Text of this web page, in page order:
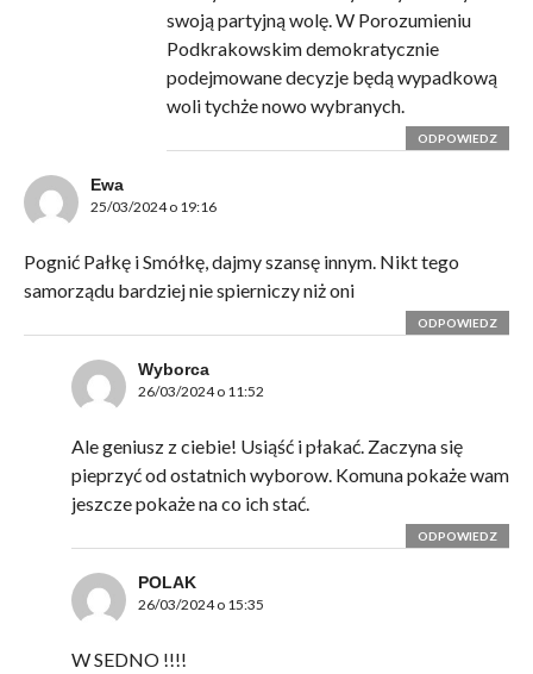
swoją partyjną wolę. W Porozumieniu
Podkrakowskim demokratycznie
podejmowane decyzje będą wypadkową
woli tychże nowo wybranych.
ODPOWIEDZ
Ewa
25/03/2024 o 19:16
Pognić Pałkę i Smółkę, dajmy szansę innym. Nikt tego
samorządu bardziej nie spierniczy niż oni
ODPOWIEDZ
Wyborca
26/03/2024 o 11:52
Ale geniusz z ciebie! Usiąść i płakać. Zaczyna się
pieprzyć od ostatnich wyborow. Komuna pokaże wam
jeszcze pokaże na co ich stać.
ODPOWIEDZ
POLAK
26/03/2024 o 15:35
W SEDNO !!!!